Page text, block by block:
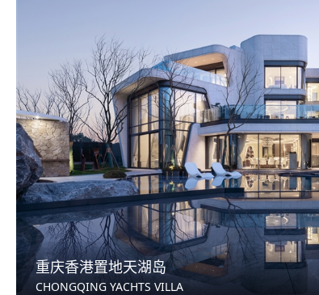
重庆香港置地天湖岛
CHONGQING YACHTS VILLA